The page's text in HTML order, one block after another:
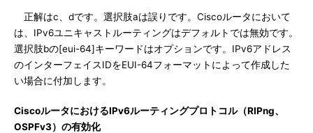
正解はc、dです。選択肢aは誤りです。Ciscoルータにおいて
は、IPv6ユニキャストルーティングはデフォルトでは無効です。
選択肢bの[eui-64]キーワードはオプションです。IPv6アドレス
のインターフェイスIDをEUI-64フォーマットによって作成した
い場合に付加します。
CiscoルータにおけるIPv6ルーティングプロトコル（RIPng、
OSPFv3）の有効化